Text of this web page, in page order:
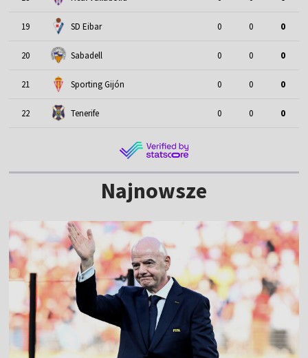
19 SD Eibar 0 0 0
20 Sabadell 0 0 0
21 Sporting Gijón 0 0 0
22 Tenerife 0 0 0
Najnowsze